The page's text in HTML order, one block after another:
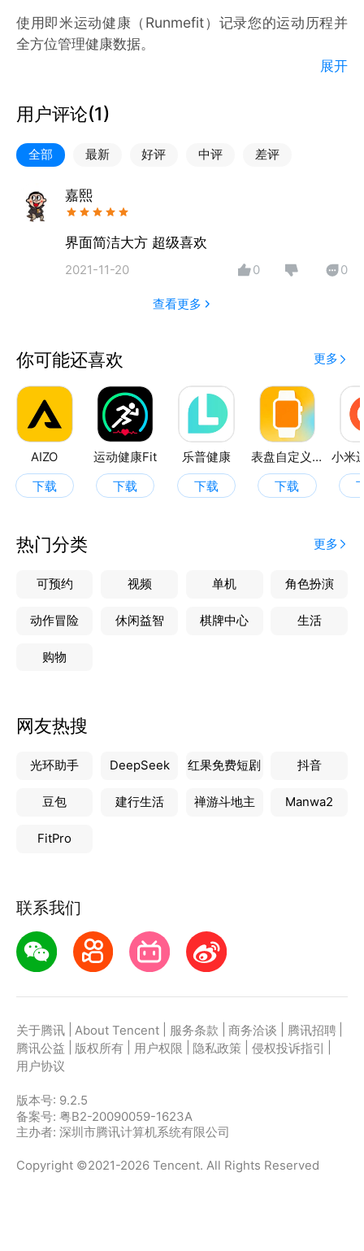
使用即米运动健康（Runmefit）记录您的运动历程并
全方位管理健康数据。
段和需求的用户提供全方位支持。帮助您记录健康数
据、睡眠、日常活动，以及 100 多种运动表现，实现
智能化健康管理。AI智能分析帮助生成个性化建议，专
属勋章激励每一次进步，让健康管理更科学也更有成就
感。
懂你的健康AI助手
• AI智能分析：AI辅助深度分析，生成个性化建议与提
醒，越用越懂你
• 全面管理：手动输入数据与智能手表同步存储，实现
率、血氧
• 睡眠追踪：通过手表记录并分析您的睡眠，帮助您发
现睡眠规律
健康AI助手
• 追踪进度：设立个人目标，记录步数、卡路里、距离
等数据，实时追踪目标进度
• 户外轨迹：通过即米运动健康实时记录户外跑步、步
• 专属勋章：完成挑战、解锁成就徽章，记录每一次坚
持与突破
设备管理
• 轻松管理：查看设备信息和剩余电量
展开
用户评论(1)
全部 最新 好评 中评 差评
嘉熙
界面简洁大方 超级喜欢
2021-11-20 0 0
查看更多
你可能还喜欢 更多
AIZO
下载
运动健康Fit
下载
乐普健康
下载
表盘自定义工具max
下载
热门分类 更多
可预约 视频 单机 角色扮演
动作冒险 休闲益智 棋牌中心 生活
购物
网友热搜
光环助手 DeepSeek 红果免费短剧 抖音
豆包 建行生活 禅游斗地主 Manwa2
FitPro
联系我们
关于腾讯 About Tencent 服务条款 商务洽谈 腾讯招聘
腾讯公益
版权所有 用户权限 隐私政策 侵权投诉指引
用户协议
版本号: 9.2.5
备案号: 粤B2-20090059-1623A
主办者: 深圳市腾讯计算机系统有限公司
Copyright ©2021-2026 Tencent. All Rights Reserved